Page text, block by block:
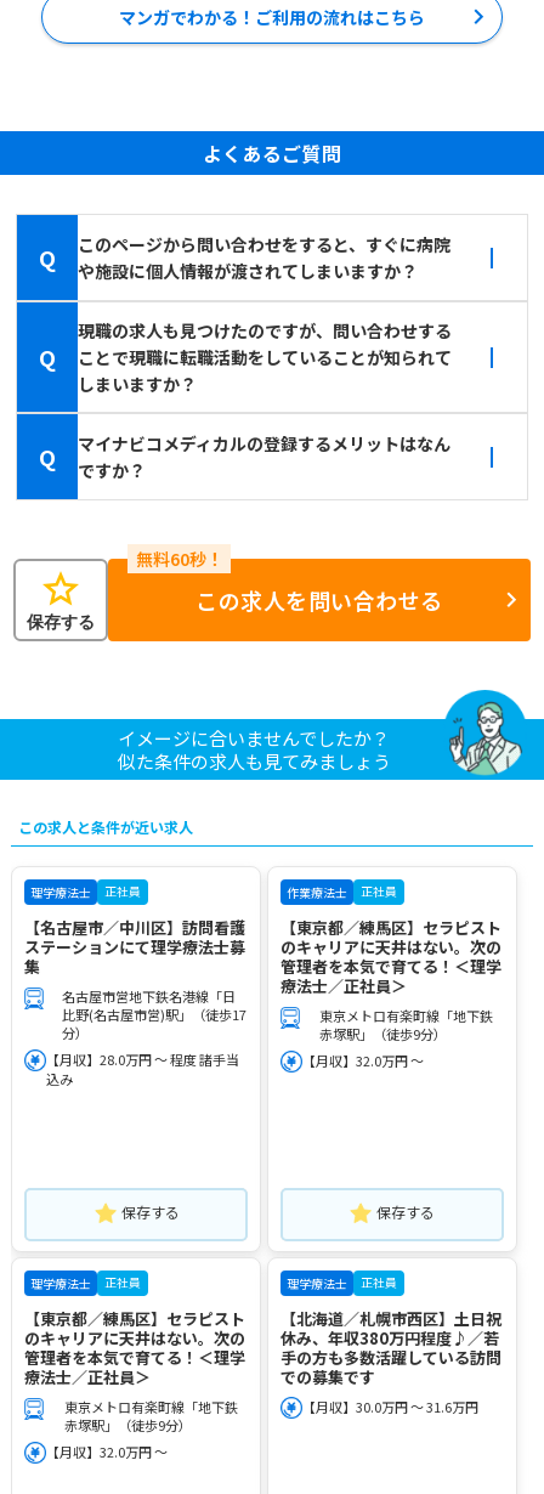
マンガでわかる！ご利用の流れはこちら
よくあるご質問
Q
このページから問い合わせをすると、すぐに病院
や施設に個人情報が渡されてしまいますか？
Q
現職の求人も見つけたのですが、問い合わせする
ことで現職に転職活動をしていることが知られて
しまいますか？
Q
マイナビコメディカルの登録するメリットはなん
ですか？
star
保存する
この求人を問い合わせる
イメージに合いませんでしたか？
似た条件の求人も見てみましょう
この求人と条件が近い求人
理学療法士 正社員
【名古屋市／中川区】訪問看護
ステーションにて理学療法士募
集
名古屋市営地下鉄名港線「日
比野(名古屋市営)駅」（徒歩17
分）
【月収】28.0万円 ～ 程度 諸手当
込み
保存する
作業療法士 正社員
【東京都／練馬区】セラピスト
のキャリアに天井はない。次の
管理者を本気で育てる！＜理学
療法士／正社員＞
東京メトロ有楽町線「地下鉄
赤塚駅」（徒歩9分）
【月収】32.0万円 ～
保存する
理学療法士 正社員
【東京都／練馬区】セラピスト
のキャリアに天井はない。次の
管理者を本気で育てる！＜理学
療法士／正社員＞
東京メトロ有楽町線「地下鉄
赤塚駅」（徒歩9分）
【月収】32.0万円 ～
理学療法士 正社員
【北海道／札幌市西区】土日祝
休み、年収380万円程度♪／若
手の方も多数活躍している訪問
での募集です
【月収】30.0万円 ～ 31.6万円